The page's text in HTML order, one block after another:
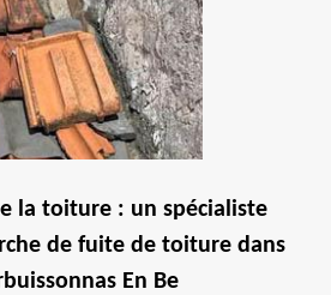
la toiture : un spécialiste
de fuite de toiture dans
En Be